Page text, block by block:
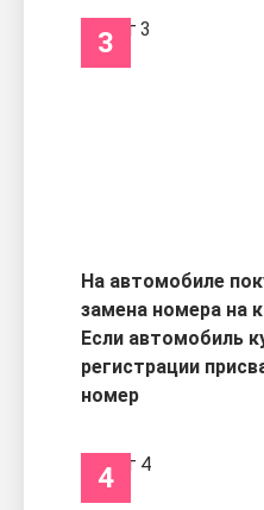
3
На автомобиле
замена номера на
Если автомобиль
регистрации
номер
4